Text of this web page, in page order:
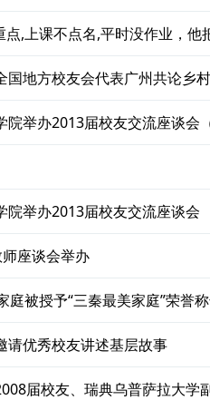
,上课不点名,平时没作业，他
国地方校友会代表广州共论乡
院举办2013届校友交流座谈会
院举办2013届校友交流座谈会
座谈会举办
庭被授予“三秦最美家庭”荣誉
请优秀校友讲述基层故事
届校友、瑞典乌普萨拉大学